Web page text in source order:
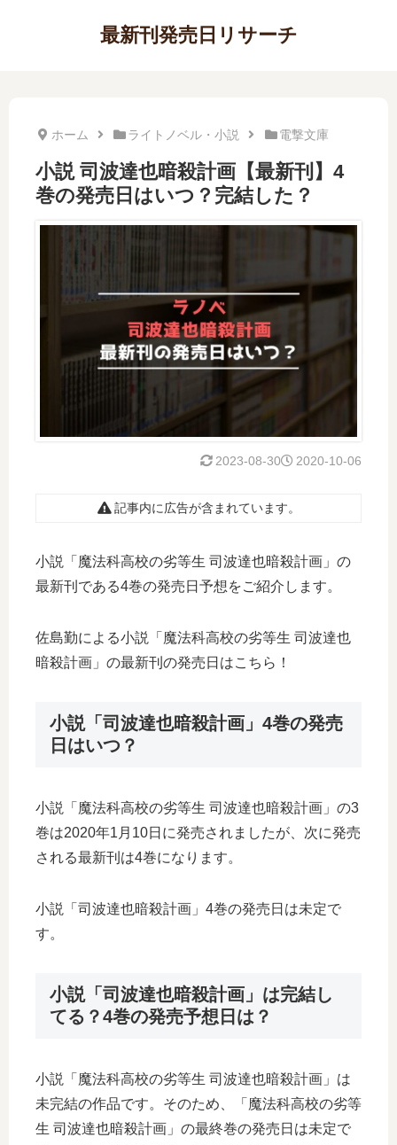
最新刊発売日リサーチ
ホーム ライトノベル・小説 電撃文庫
小説 司波達也暗殺計画【最新刊】4
巻の発売日はいつ？完結した？
2020-10-06
2023-08-30
記事内に広告が含まれています。
小説「魔法科高校の劣等生 司波達也暗殺計画」の
最新刊である4巻の発売日予想をご紹介します。
佐島勤による小説「魔法科高校の劣等生 司波達也
暗殺計画」の最新刊の発売日はこちら！
小説「司波達也暗殺計画」4巻の発売
日はいつ？
小説「魔法科高校の劣等生 司波達也暗殺計画」の3
巻は2020年1月10日に発売されましたが、次に発売
される最新刊は4巻になります。
小説「司波達也暗殺計画」4巻の発売日は未定で
す。
小説「司波達也暗殺計画」は完結し
てる？4巻の発売予想日は？
小説「魔法科高校の劣等生 司波達也暗殺計画」は
未完結の作品です。そのため、「魔法科高校の劣等
生 司波達也暗殺計画」の最終巻の発売日は未定で